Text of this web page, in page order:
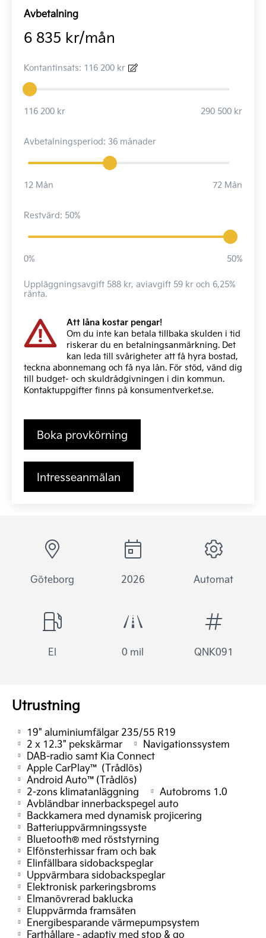
Avbetalning
6 835 kr/mån
Kontantinsats: 116 200 kr
116 200 kr 290 500 kr
Avbetalningsperiod: 36 månader
12 Mån 72 Mån
Restvärd: 50%
0% 50%
Uppläggningsavgift 588 kr, aviavgift 59 kr och 6,25%
ränta.
Att låna kostar pengar!
Om du inte kan betala tillbaka skulden i tid
riskerar du en betalningsanmärkning. Det
kan leda till svårigheter att få hyra bostad,
teckna abonnemang och få nya lån. För stöd, vänd dig
till budget- och skuldrådgivningen i din kommun.
Kontaktuppgifter finns på konsumentverket.se.
Boka provkörning
Intresseanmälan
Göteborg 2026 Automat
El 0 mil QNK091
Utrustning
19" aluminiumfälgar 235/55 R19
2 x 12.3" pekskärmar
Navigationssystem
DAB-radio samt Kia Connect
Apple CarPlay™ (Trådlös)
Android Auto™(Trådlös)
2-zons klimatanläggning
Autobroms 1.0
Avbländbar innerbackspegel auto
Backkamera med dynamisk projicering
Batteriuppvärmningssyste
Bluetooth® med röststyrning
Elfönsterhissar fram och bak
Elinfällbara sidobackspeglar
Uppvärmbara sidobackspeglar
Elektronisk parkeringsbroms
Elmanövrerad baklucka
Eluppvärmda framsäten
Energibesparande värmepumpsystem
Farthållare - adaptiv med stop & go